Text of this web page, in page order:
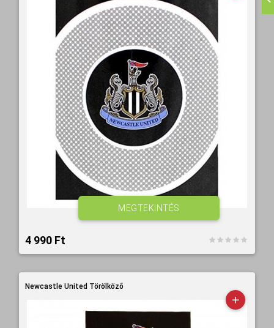
4 990 Ft‎
MEGTEKINTÉS
Newcastle United Törölköző